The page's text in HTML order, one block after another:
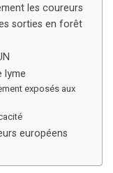
les coureurs
sorties en forêt
lyme
exposés aux
européens